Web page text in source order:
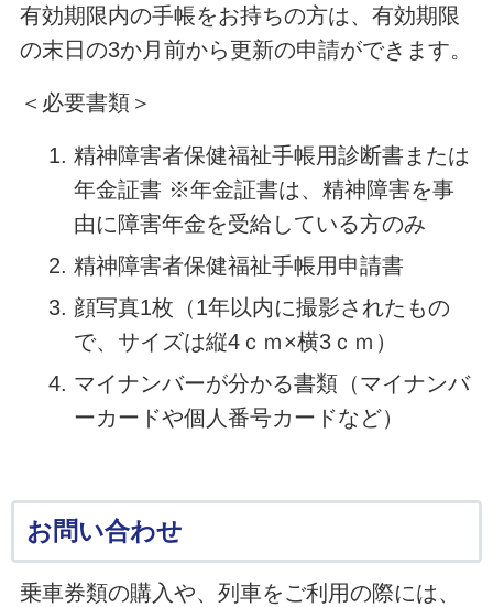
有効期限内の手帳をお持ちの方は、有効期限
の末日の3か月前から更新の申請ができます。
＜必要書類＞
精神障害者保健福祉手帳用診断書または
年金証書 ※年金証書は、精神障害を事
由に障害年金を受給している方のみ
精神障害者保健福祉手帳用申請書
顔写真1枚（1年以内に撮影されたもの
で、サイズは縦4ｃｍ×横3ｃｍ）
マイナンバーが分かる書類（マイナンバ
ーカードや個人番号カードなど）
お問い合わせ
乗車券類の購入や、列車をご利用の際には、